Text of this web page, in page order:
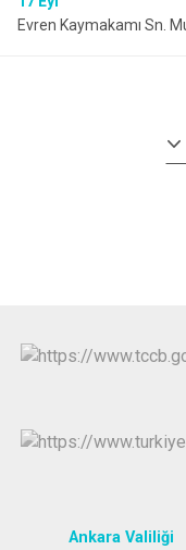
Evren Kaymakamı Sn.
Ankara Valiliği